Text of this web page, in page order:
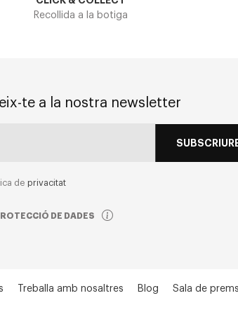
Recollida a la botiga
te a la nostra newsletter
de privacitat
DE DADES
Treballa amb nosaltres Blog Sala de